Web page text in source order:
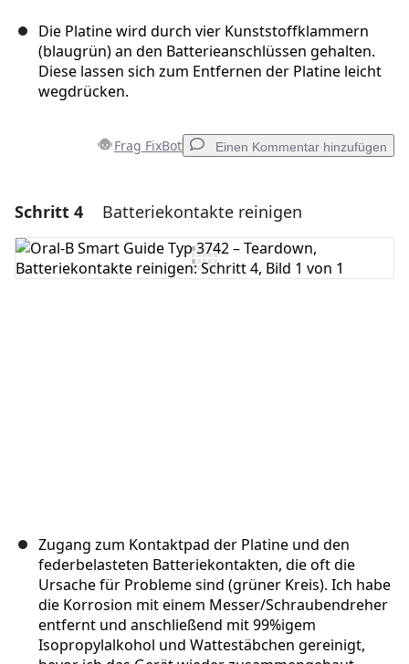
Die Platine wird durch vier Kunststoffklammern
(blaugrün) an den Batterieanschlüssen gehalten.
Diese lassen sich zum Entfernen der Platine leicht
wegdrücken.
Frag FixBot Einen Kommentar hinzufügen
Einen Kommentar hinzufügen
Kommentar hinzufügen
Schritt 4 Batteriekontakte reinigen
Zugang zum Kontaktpad der Platine und den
federbelasteten Batteriekontakten, die oft die
Ursache für Probleme sind (grüner Kreis). Ich habe
die Korrosion mit einem Messer/Schraubendreher
entfernt und anschließend mit 99%igem
Isopropylalkohol und Wattestäbchen gereinigt,